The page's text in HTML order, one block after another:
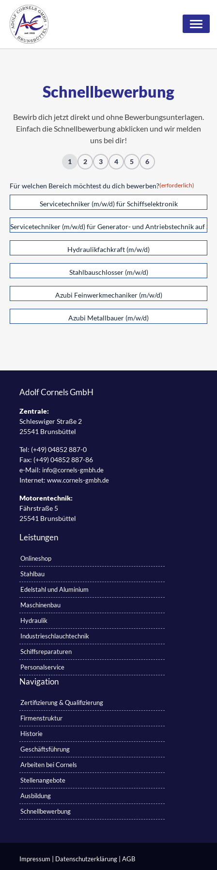
Zum
Inhalt
springen
Zertifizierung & Qualifizierung
Firmenstruktur
Geschäftsführung
Leistungen
Stahlbau
Industrieschlauchtechnik
Maschinenbau
Schiffsreparaturen
Personalservice
Jobs & Ausbildung
Stellenangebote
Ausbildung
Schnellbewerbung
Bewirb dich jetzt direkt und ohne Bewerbungsunterlagen.
Einfach die Schnellbewerbung abklicken und wir melden
uns bei dir!
1 2 3 4 5 6
Für welchen Bereich möchtest du dich bewerben?(erforderlich)
Servicetechniker (m/w/d) für Schiffselektronik
Servicetechniker (m/w/d) für Generator- und Antriebstechnik auf
Hydraulikfachkraft (m/w/d)
Stahlbauschlosser (m/w/d)
Azubi Feinwerkmechaniker (m/w/d)
Azubi Metallbauer (m/w/d)
Adolf Cornels GmbH
Zentrale:
Schleswiger Straße 2
25541 Brunsbüttel
Tel: (+49) 04852 887-0
Fax: (+49) 04852 887-86
e-Mail: info@cornels-gmbh.de
Internet: www.cornels-gmbh.de
Motorentechnik:
Fährstraße 5
25541 Brunsbüttel
Leistungen
Onlineshop
Stahlbau
Edelstahl und Aluminium
Maschinenbau
Hydraulik
Industrieschlauchtechnik
Schiffsreparaturen
Personalservice
Navigation
Zertifizierung & Qualifizierung
Firmenstruktur
Historie
Geschäftsführung
Arbeiten bei Cornels
Stellenangebote
Ausbildung
Schnellbewerbung
Impressum | Datenschutzerklärung | AGB